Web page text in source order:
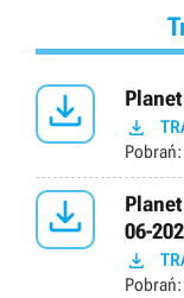
 
Pobrań:

06-

Pobrań: